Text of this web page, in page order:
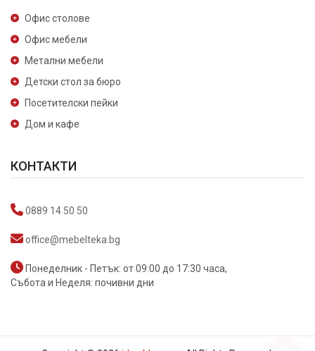
Офис столове
Офис мебели
Метални мебели
Детски стол за бюро
Посетителски пейки
Дом и кафе
КОНТАКТИ
0889 14 50 50
office@mebelteka.bg
Понеделник - Петък: от 09:00 до 17:30 часа,
Събота и Неделя: почивни дни